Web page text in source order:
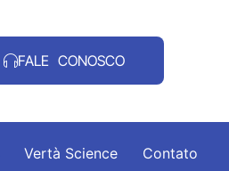
FALE CONOSCO
Vertà Science Contato